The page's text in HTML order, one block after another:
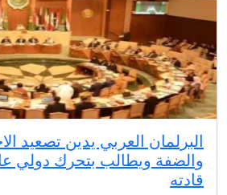
البرلمان العربي يدين تصعيد
والضفة ويطالب بتحرك دولي
قادته